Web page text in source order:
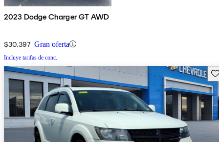
2023 Dodge Charger GT AWD
$30,397 Gran oferta
Incluye tarifas de conc.